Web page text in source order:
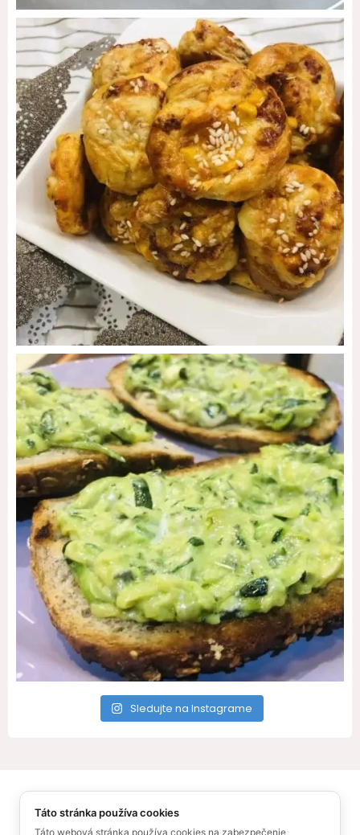
Sledujte na Instagrame
© Ufonaut 2021
O mne
Táto stránka používa cookies
Táto webová stránka používa cookies na zabezpečenie